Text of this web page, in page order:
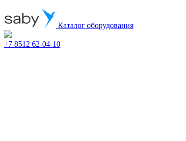
Каталог оборудования
+7 8512 62-04-10